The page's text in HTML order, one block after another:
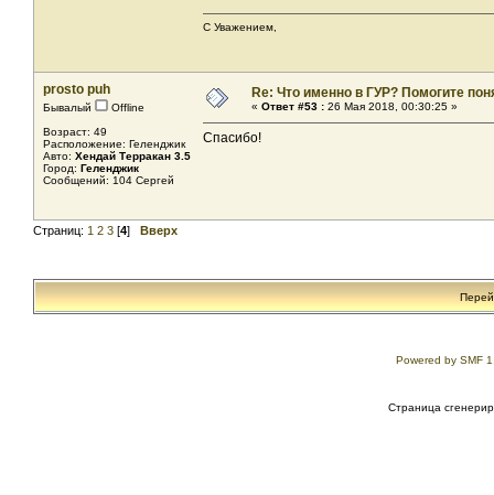
С Уважением,
prosto puh
Бывалый
Offline
Возраст: 49
Расположение: Геленджик
Авто: Хендай Терракан 3.5
Город: Геленджик
Сообщений: 104 Сергей
Re: Что именно в ГУР? Помогите
« Ответ #53 : 26 Мая 2018, 00:30:25 »
Спасибо!
Страниц: 1 2 3 [4] Вверх
Powered by SMF
Страница